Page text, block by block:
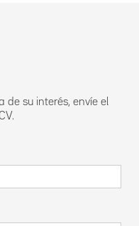
de su interés, envíe el